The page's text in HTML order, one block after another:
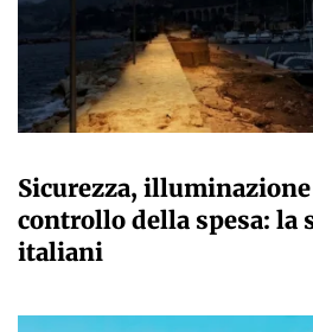
Sicurezza,
controllo della spesa: la
italiani